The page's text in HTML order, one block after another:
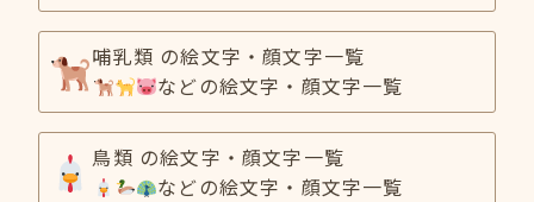
哺乳類 の絵文字・顔文字一覧
などの絵文字・顔文字一覧
鳥類 の絵文字・顔文字一覧
などの絵文字・顔文字一覧